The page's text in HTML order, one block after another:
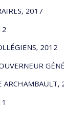
2017
2012
ARCHAMBAULT,